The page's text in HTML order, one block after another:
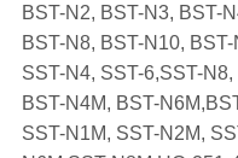
BST-N2, BST-N3, BST-
BST-N8, BST-N10,
SST-N4, SST-6,SST-
BST-N4M, BST-
SST-N1M, SST-N2M,